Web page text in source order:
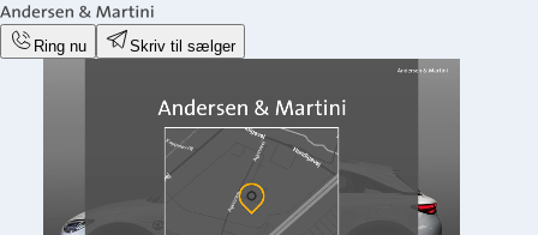
Ring nu Skriv til sælger